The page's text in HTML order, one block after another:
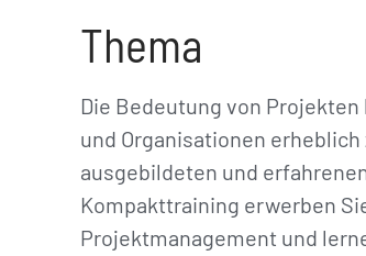
Thema
Die Bedeutung von
und Organisationen
ausgebildeten und
Kompakttraining erwerben
Projektmanagement und